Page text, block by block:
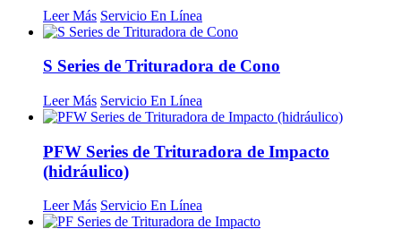
Leer Más Servicio En Línea
S Series de Trituradora de Cono
Leer Más Servicio En Línea
PFW Series de Trituradora de Impacto
(hidráulico)
Leer Más Servicio En Línea